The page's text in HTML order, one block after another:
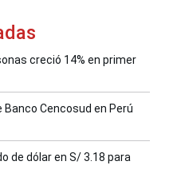
creció 14% en primer
Cencosud en Perú
de dólar en S/ 3.18 para